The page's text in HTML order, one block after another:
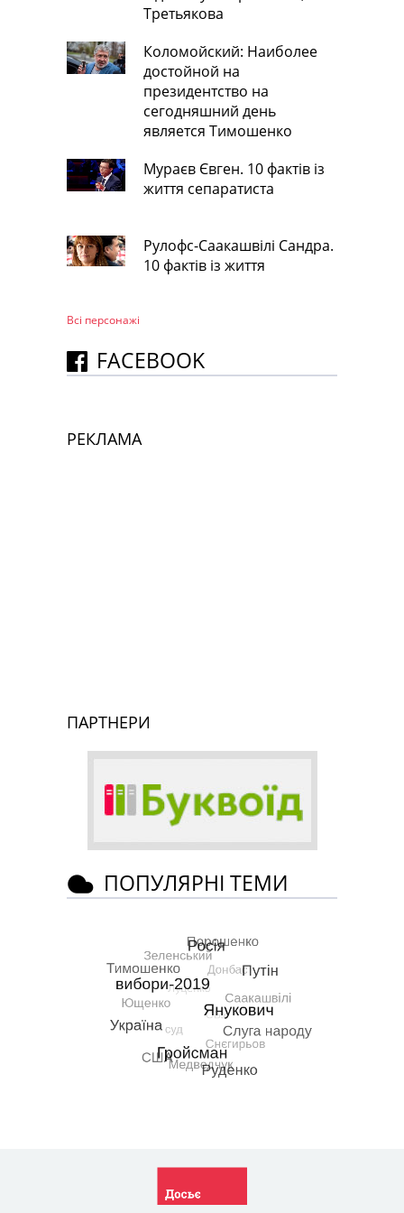
Третьякова
Коломойский: Наиболее
достойной на
президентство на
сегодняшний день
является Тимошенко
Мураєв Євген. 10 фактів із
життя сепаратиста
Рулофс-Саакашвілі Сандра.
10 фактів із життя
Всі персонажi
FACEBOOK
РЕКЛАМА
ПАРТНЕРИ
ПОПУЛЯРНІ ТЕМИ